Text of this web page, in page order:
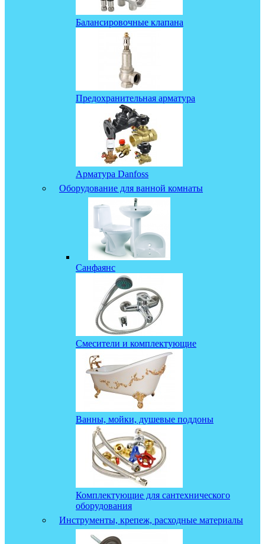
Балансировочные клапана
Предохранительная арматура
Арматура Danfoss
Оборудование для ванной комнаты
Санфаянс
Смесители и комплектующие
Ванны, мойки, душевые поддоны
Комплектующие для сантехнического
оборудования
Инструменты, крепеж, расходные материалы